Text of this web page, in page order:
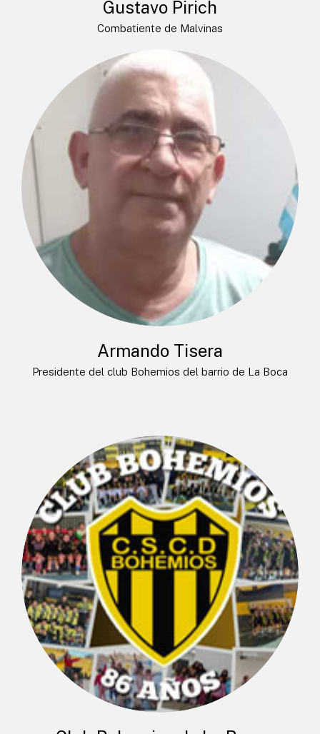
Gustavo Pirich
Combatiente de Malvinas
Armando Tisera
Presidente del club Bohemios del barrio de La Boca